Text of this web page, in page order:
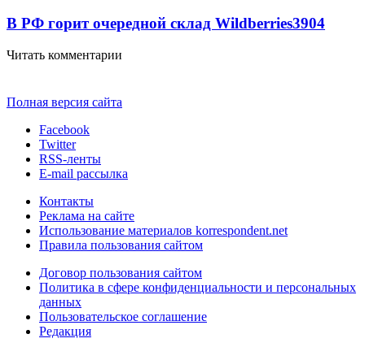
В РФ горит очередной склад Wildberries3904
Читать комментарии
Полная версия сайта
Facebook
Twitter
RSS-ленты
E-mail рассылка
Контакты
Реклама на сайте
Использование материалов korrespondent.net
Правила пользования сайтом
Договор пользования сайтом
Политика в сфере конфиденциальности и персональных
данных
Пользовательское соглашение
Редакция